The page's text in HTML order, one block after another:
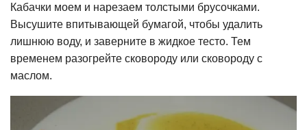
Кабачки моем и нарезаем толстыми брусочками.
Высушите впитывающей бумагой, чтобы удалить
лишнюю воду, и заверните в жидкое тесто. Тем
временем разогрейте сковороду или сковороду с
маслом.